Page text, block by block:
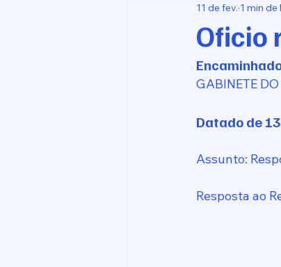
Indicações
Oficio
11 de fev. 1 min de
Encaminhado
GABINETE
Datado de
Assunto:
Resposta ao